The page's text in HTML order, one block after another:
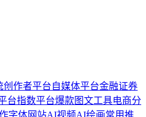
创作者平台自媒体平台金融证券
台指数平台爆款图文工具电商分
字体网站AI视频AI绘画常用推